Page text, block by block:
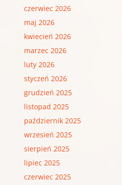
czerwiec 2026
maj 2026
kwiecień 2026
marzec 2026
luty 2026
styczeń 2026
grudzień 2025
listopad 2025
październik 2025
wrzesień 2025
sierpień 2025
lipiec 2025
czerwiec 2025